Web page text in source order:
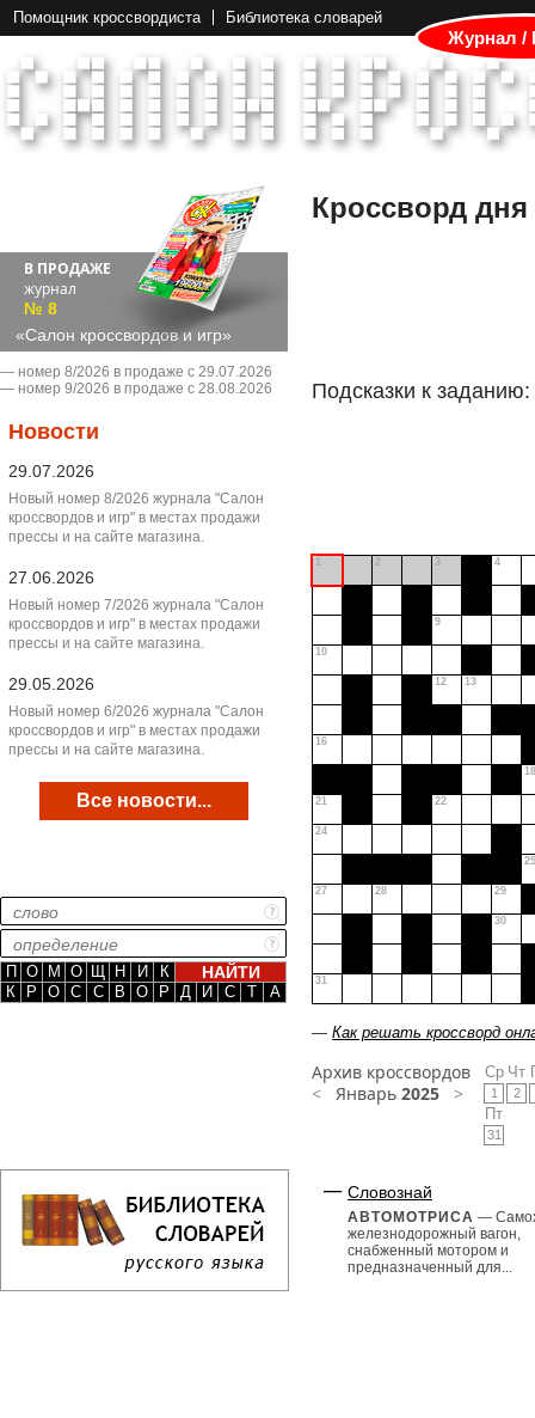
Помощник кроссвордиста Библиотека словарей
Журнал /
В ПРОДАЖЕ
журнал
№ 8
«Салон кроссвордов и игр»
― номер 8/2026 в продаже с 29.07.2026
― номер 9/2026 в продаже с 28.08.2026
Новости
29.07.2026
Новый номер 8/2026 журнала "Салон
кроссвордов и игр" в местах продажи
прессы и на сайте магазина.
27.06.2026
Новый номер 7/2026 журнала "Салон
кроссвордов и игр" в местах продажи
прессы и на сайте магазина.
29.05.2026
Новый номер 6/2026 журнала "Салон
кроссвордов и игр" в местах продажи
прессы и на сайте магазина.
Все новости...
П О М О Щ Н И
К
К
Р О С С В О Р Д И С Т А
Кроссворд дня
Подсказки к заданию:
1 2 3 4
9
10
12 13
16
18
21 22
24
25
27 28 29
30
31
— Как решать кроссворд
Архив кроссвордов
< Январь 2025 >
Ср
1
Чт
2
Пт
31
Словознай
АВТОМОТРИСА —
железнодорожный вагон,
снабженный мотором и
предназначенный для...